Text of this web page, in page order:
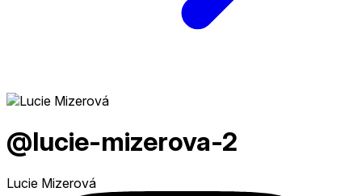
@lucie-mizerova-2
Lucie Mizerová